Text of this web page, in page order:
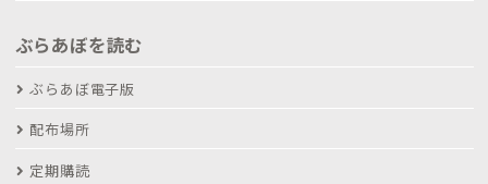
ぶらあぼを読む
ぶらあぼ電子版
配布場所
定期購読